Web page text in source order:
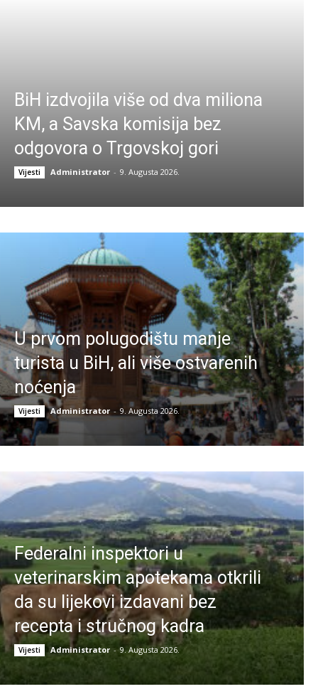
BiH izdvojila više od dva miliona
KM, a Savska komisija bez
odgovora o Trgovskoj gori
Vijesti Administrator - 9. Augusta 2026.
U prvom polugodištu manje
turista u BiH, ali više ostvarenih
noćenja
Vijesti Administrator - 9. Augusta 2026.
Federalni inspektori u
veterinarskim apotekama otkrili
da su lijekovi izdavani bez
recepta i stručnog kadra
Vijesti Administrator - 9. Augusta 2026.